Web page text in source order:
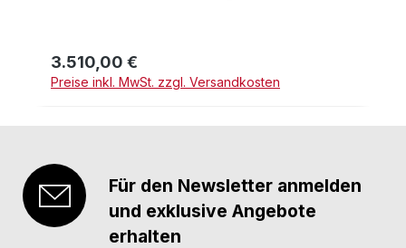
Regulärer Preis:
3.510,00 €
Preise inkl. MwSt. zzgl. Versandkosten
Für den Newsletter anmelden
und exklusive Angebote
erhalten